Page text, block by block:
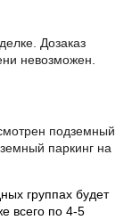
и Петергоф. В
годом.Рядом с
шум и
Дозаказ
невозможен.
подземный
паркинг на
группах будет
всего по 4-5